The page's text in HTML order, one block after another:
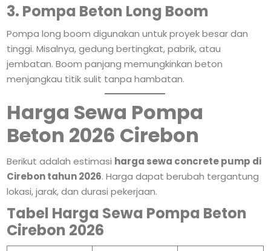
3. Pompa Beton Long Boom
Pompa long boom digunakan untuk proyek besar dan
tinggi. Misalnya, gedung bertingkat, pabrik, atau
jembatan. Boom panjang memungkinkan beton
menjangkau titik sulit tanpa hambatan.
Harga Sewa Pompa
Beton 2026 Cirebon
Berikut adalah estimasi harga sewa concrete pump di
Cirebon tahun 2026. Harga dapat berubah tergantung
lokasi, jarak, dan durasi pekerjaan.
Tabel Harga Sewa Pompa Beton
Cirebon 2026